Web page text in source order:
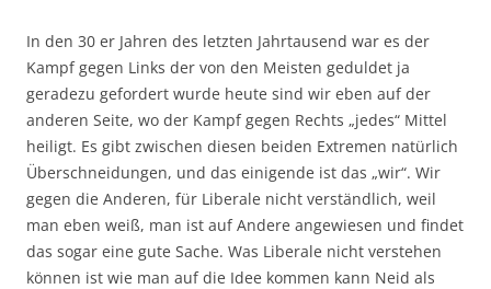
In den 30 er Jahren des letzten Jahrtausend war es der
Kampf gegen Links der von den Meisten geduldet ja
geradezu gefordert wurde heute sind wir eben auf der
anderen Seite, wo der Kampf gegen Rechts „jedes“ Mittel
heiligt. Es gibt zwischen diesen beiden Extremen natürlich
Überschneidungen, und das einigende ist das „wir“. Wir
gegen die Anderen, für Liberale nicht verständlich, weil
man eben weiß, man ist auf Andere angewiesen und findet
das sogar eine gute Sache. Was Liberale nicht verstehen
können ist wie man auf die Idee kommen kann Neid als